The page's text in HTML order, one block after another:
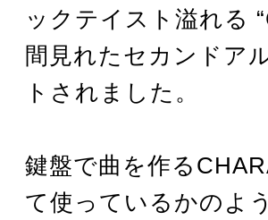
ックテイスト溢れる
間見れたセカンドア
トされました。
鍵盤で曲を作る
て使っているかのよ